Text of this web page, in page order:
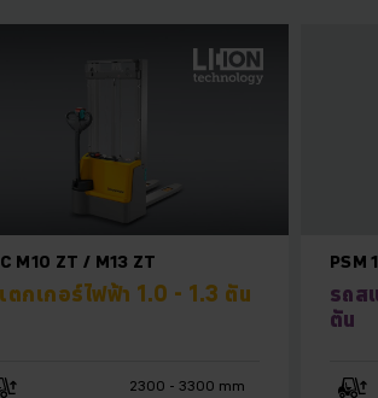
M10 ZT / M13 ZT
ตกเกอร์ไฟฟ้า 1.0 - 1.3 ตัน
2300 - 3300 mm
PSM
รถส
ตัน